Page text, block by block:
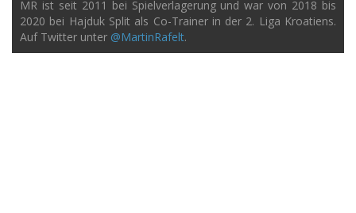
MR ist seit 2011 bei Spielverlagerung und war von 2018 bis
2020 bei Hajduk Split als Co-Trainer in der 2. Liga Kroatiens.
Auf Twitter unter @MartinRafelt.